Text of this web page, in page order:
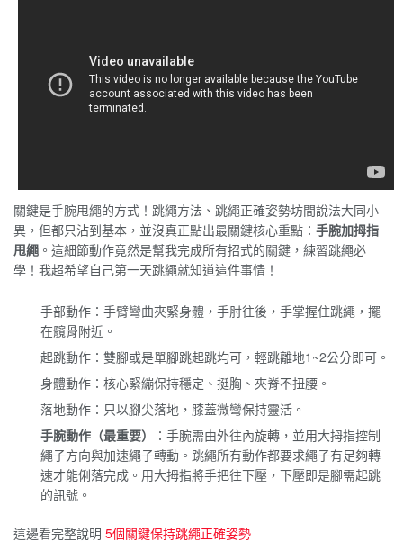
關鍵是手腕甩繩的方式！跳繩方法、跳繩正確姿勢坊間說法大同小
異，但都只沾到基本，並沒真正點出最關鍵核心重點： 手腕加拇指
甩繩 。這細節動作竟然是幫我完成所有招式的關鍵，練習跳繩必
學！我超希望自己第一天跳繩就知道這件事情！
手部動作：手臂彎曲夾緊身體，手肘往後，手掌握住跳繩，擺
在髖骨附近。
起跳動作：雙腳或是單腳跳起跳均可，輕跳離地1~2公分即可。
身體動作：核心緊繃保持穩定、挺胸、夾脊不扭腰。
落地動作：只以腳尖落地，膝蓋微彎保持靈活。
手腕動作（最重要）
：手腕需由外往內旋轉，並用大拇指控制
繩子方向與加速繩子轉動。跳繩所有動作都要求繩子有足夠轉
速才能俐落完成。用大拇指將手把往下壓，下壓即是腳需起跳
的訊號。
這邊看完整說明 5個關鍵保持跳繩正確姿勢